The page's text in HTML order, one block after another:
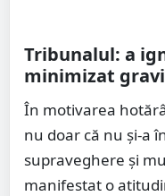
Tribunalul: a
minimizat
În motivarea
nu doar că nu și-a
supraveghere și
manifestat o